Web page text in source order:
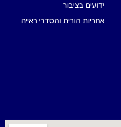
ידועים בציבור
אחריות הורית והסדרי ראייה